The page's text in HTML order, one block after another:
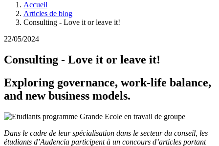
d'Ariane
Accueil
Articles de blog
Consulting - Love it or leave it!
22/05/2024
Consulting - Love it or leave it!
Exploring governance, work-life balance,
and new business models.
Dans le cadre de leur spécialisation dans le secteur du conseil, les
étudiants d’Audencia participent à un concours d’articles portant